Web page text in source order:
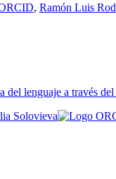
, Ramón Luis
lenguaje a través
Solovieva